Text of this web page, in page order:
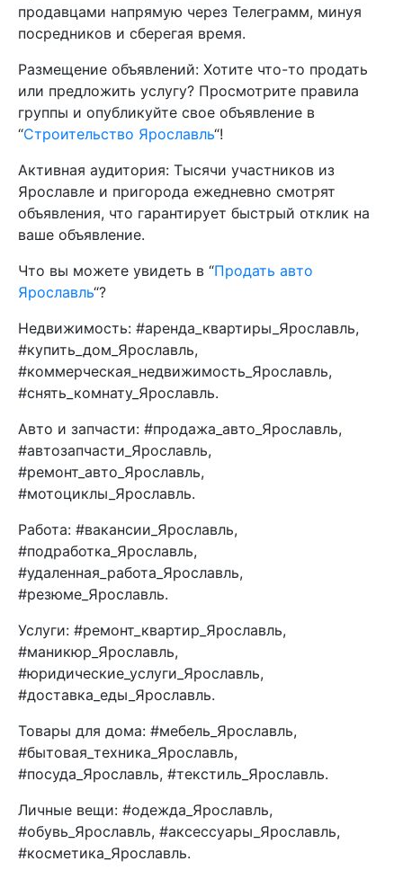
продавцами напрямую через Телеграмм, минуя
посредников и сберегая время.
Размещение объявлений: Хотите что-то продать
или предложить услугу? Просмотрите правила
группы и опубликуйте свое объявление в
“Строительство Ярославль“!
Активная аудитория: Тысячи участников из
Ярославле и пригорода ежедневно смотрят
объявления, что гарантирует быстрый отклик на
ваше объявление.
Что вы можете увидеть в “Продать авто
Ярославль“?
Недвижимость: #аренда_квартиры_Ярославль,
#купить_дом_Ярославль,
#коммерческая_недвижимость_Ярославль,
#снять_комнату_Ярославль.
Авто и запчасти: #продажа_авто_Ярославль,
#автозапчасти_Ярославль,
#ремонт_авто_Ярославль,
#мотоциклы_Ярославль.
Работа: #вакансии_Ярославль,
#подработка_Ярославль,
#удаленная_работа_Ярославль,
#резюме_Ярославль.
Услуги: #ремонт_квартир_Ярославль,
#маникюр_Ярославль,
#юридические_услуги_Ярославль,
#доставка_еды_Ярославль.
Товары для дома: #мебель_Ярославль,
#бытовая_техника_Ярославль,
#посуда_Ярославль, #текстиль_Ярославль.
Личные вещи: #одежда_Ярославль,
#обувь_Ярославль, #аксессуары_Ярославль,
#косметика_Ярославль.